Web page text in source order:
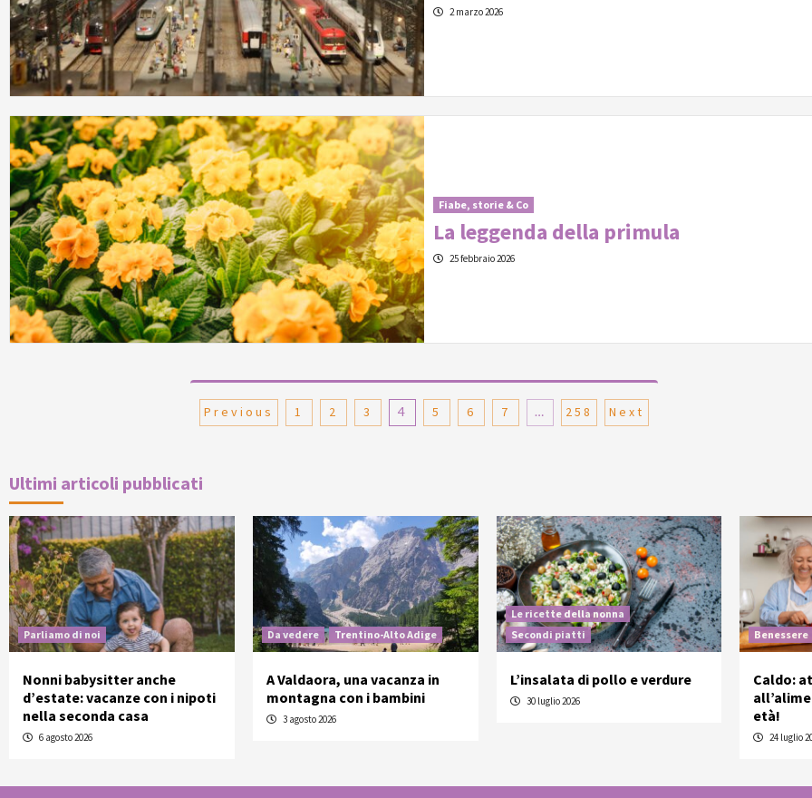
2 marzo 2026
Fiabe, storie & Co
La leggenda della primula
25 febbraio 2026
Paginazione
articoli
Previous 1 2 3 4 5 6 7 … 258 Next
Ultimi articoli pubblicati
Parliamo di noi
Nonni babysitter anche
d’estate: vacanze con i nipoti
nella seconda casa
6 agosto 2026
Da vedere Trentino-Alto Adige
A Valdaora, una vacanza in
montagna con i bambini
3 agosto 2026
Le ricette della nonna
Secondi piatti
L’insalata di pollo e verdure
30 luglio 2026
Benessere
Caldo:
età!
24 luglio